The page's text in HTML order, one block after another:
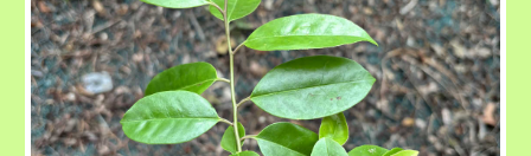
Ilex rotunda Thunb. var.
microcarpa
花期：3 - 5 月